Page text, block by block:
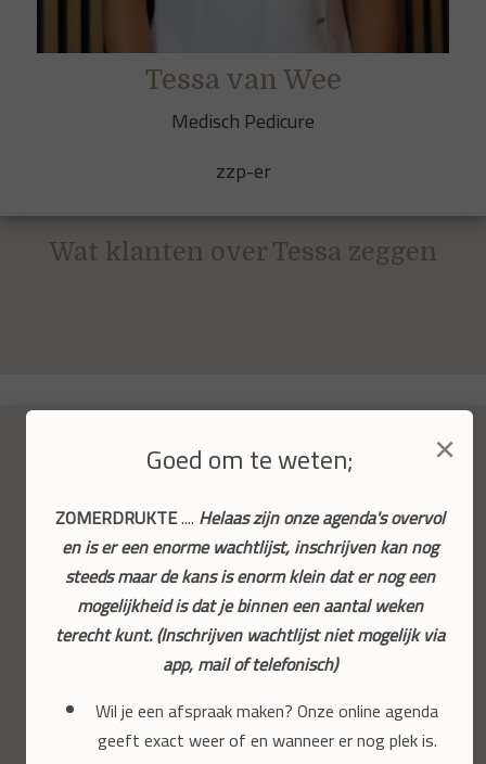
Tessa van Wee
Medisch Pedicure
zzp-er
Wat klanten over Tessa zeggen
×
Goed om te weten;
ZOMERDRUKTE.... Helaas zijn onze agenda's overvol
en is er een enorme wachtlijst, inschrijven kan nog
steeds maar de kans is enorm klein dat er nog een
mogelijkheid is dat je binnen een aantal weken
terecht kunt. (Inschrijven wachtlijst niet mogelijk via
app, mail of telefonisch)
Wil je een afspraak maken? Onze online agenda
geeft exact weer of en wanneer er nog plek is.